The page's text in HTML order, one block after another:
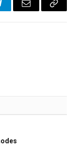
Email
Copy